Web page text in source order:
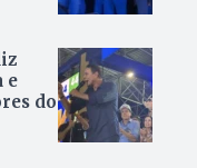
e
do